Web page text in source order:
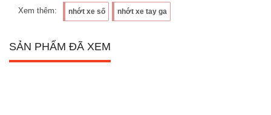
Xem thêm: nhớt xe số nhớt xe tay ga
SẢN PHẨM ĐÃ XEM